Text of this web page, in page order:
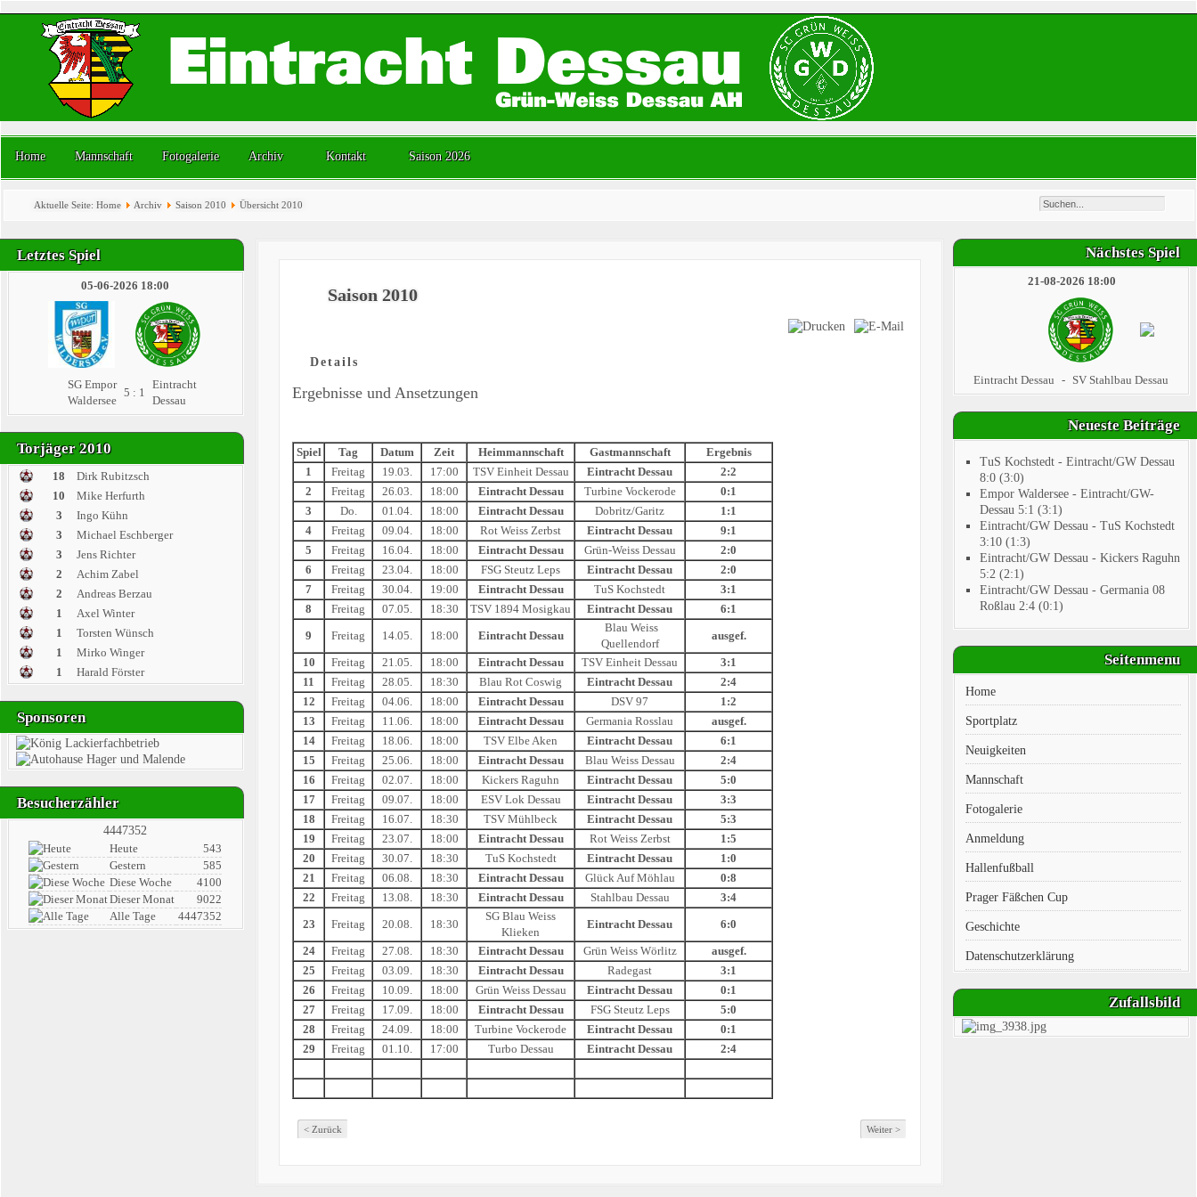
Home Mannschaft Fotogalerie Archiv Kontakt Saison 2026
Aktuelle Seite: Home Archiv Saison 2010 Übersicht 2010
Letztes Spiel
05-06-2026 18:00
SG Empor
Waldersee
5 : 1
Eintracht
Dessau
Torjäger 2010
18
Dirk Rubitzsch
10
Mike Herfurth
3
Ingo Kühn
3
Michael Eschberger
3
Jens Richter
2
Achim Zabel
2
Andreas Berzau
1
Axel Winter
1
Torsten Wünsch
1
Mirko Winger
1
Harald Förster
Sponsoren
Besucherzähler
4447352
Heute
543
Gestern
585
Diese Woche
4100
Dieser Monat
9022
Alle Tage
4447352
Saison 2010
Details
Ergebnisse und Ansetzungen
Spiel Tag Datum Zeit Heimmannschaft Gastmannschaft
Ergebnis
1
Freitag 19.03. 17:00 TSV Einheit Dessau Eintracht Dessau
2:2
2
Freitag 26.03. 18:00 Eintracht Dessau Turbine Vockerode
0:1
3
Do. 01.04. 18:00 Eintracht Dessau Dobritz/Garitz
1:1
4
Freitag 09.04. 18:00 Rot Weiss Zerbst Eintracht Dessau
9:1
5
Freitag 16.04. 18:00 Eintracht Dessau Grün-Weiss Dessau
2:0
6
Freitag 23.04. 18:00 FSG Steutz Leps Eintracht Dessau
2:0
7
Freitag 30.04. 19:00 Eintracht Dessau TuS Kochstedt
3:1
8
Freitag 07.05. 18:30 TSV 1894 Mosigkau Eintracht Dessau
6:1
9
Freitag 14.05. 18:00 Eintracht Dessau
Blau Weiss
Quellendorf
ausgef.
10
Freitag 21.05. 18:00 Eintracht Dessau TSV Einheit Dessau
3:1
11
Freitag 28.05. 18:30 Blau Rot Coswig Eintracht Dessau
2:4
12
Freitag 04.06. 18:00 Eintracht Dessau DSV 97
1:2
13
Freitag 11.06. 18:00 Eintracht Dessau Germania Rosslau
ausgef.
14
Freitag 18.06. 18:00 TSV Elbe Aken Eintracht Dessau
6:1
15
Freitag 25.06. 18:00 Eintracht Dessau Blau Weiss Dessau
2:4
16
Freitag 02.07. 18:00 Kickers Raguhn Eintracht Dessau
5:0
17
Freitag 09.07. 18:00 ESV Lok Dessau Eintracht Dessau
3:3
18
Freitag 16.07. 18:30 TSV Mühlbeck Eintracht Dessau
5:3
19
Freitag 23.07. 18:00 Eintracht Dessau Rot Weiss Zerbst
1:5
20
Freitag 30.07. 18:30 TuS Kochstedt Eintracht Dessau
1:0
21
Freitag 06.08. 18:30 Eintracht Dessau Glück Auf Möhlau
0:8
22
Freitag 13.08. 18:30 Eintracht Dessau Stahlbau Dessau
3:4
23
Freitag 20.08. 18:30
SG Blau Weiss
Klieken
Eintracht Dessau
6:0
24
Freitag 27.08. 18:30 Eintracht Dessau Grün Weiss Wörlitz
ausgef.
25
Freitag 03.09. 18:30 Eintracht Dessau Radegast
3:1
26
Freitag 10.09. 18:00 Grün Weiss Dessau Eintracht Dessau
0:1
27
Freitag 17.09. 18:00 Eintracht Dessau FSG Steutz Leps
5:0
28
Freitag 24.09. 18:00 Turbine Vockerode Eintracht Dessau
0:1
29
Freitag 01.10. 17:00 Turbo Dessau Eintracht Dessau 2:4
< Zurück Weiter >
Nächstes Spiel
21-08-2026 18:00
Eintracht Dessau - SV Stahlbau Dessau
Neueste Beiträge
TuS Kochstedt - Eintracht/GW Dessau
8:0 (3:0)
Empor Waldersee - Eintracht/GW-
Dessau 5:1 (3:1)
Eintracht/GW Dessau - TuS Kochstedt
3:10 (1:3)
Eintracht/GW Dessau - Kickers Raguhn
5:2 (2:1)
Eintracht/GW Dessau - Germania 08
Roßlau 2:4 (0:1)
Seitenmenu
Home
Sportplatz
Neuigkeiten
Mannschaft
Fotogalerie
Anmeldung
Hallenfußball
Prager Fäßchen Cup
Geschichte
Datenschutzerklärung
Zufallsbild